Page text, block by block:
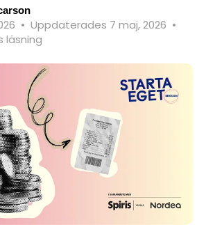
• Uppdaterades 7 maj, 2026 •
läsning